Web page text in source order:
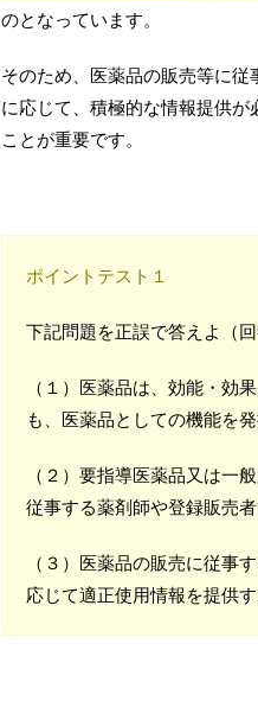
のとなっています。
そのため、医薬品の販売等に
に応じて、積極的な情報提供
ことが重要です。
ポイントテスト１
下記問題を正誤で答えよ（回
（１）医薬品は、効能・効
も、医薬品としての機能を
（２）要指導医薬品又は一
従事する薬剤師や登録販売
（３）医薬品の販売に従事
応じて適正使用情報を提供す